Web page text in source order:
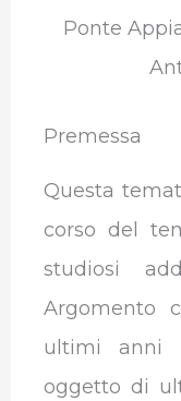
Ponte
Premessa
Questa
corso del
studiosi
Argomento
ultimi anni
oggetto di